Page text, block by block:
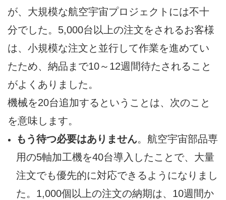
が、大規模な航空宇宙プロジェクトには不十
分でした。5,000台以上の注文をされるお客様
は、小規模な注文と並行して作業を進めてい
たため、納品まで10～12週間待たされること
がよくありました。
機械を20台追加するということは、次のこと
を意味します。
もう待つ必要はありません。航空宇宙部品専
用の5軸加工機を40台導入したことで、大量
注文でも優先的に対応できるようになりまし
た。1,000個以上の注文の納期は、10週間か